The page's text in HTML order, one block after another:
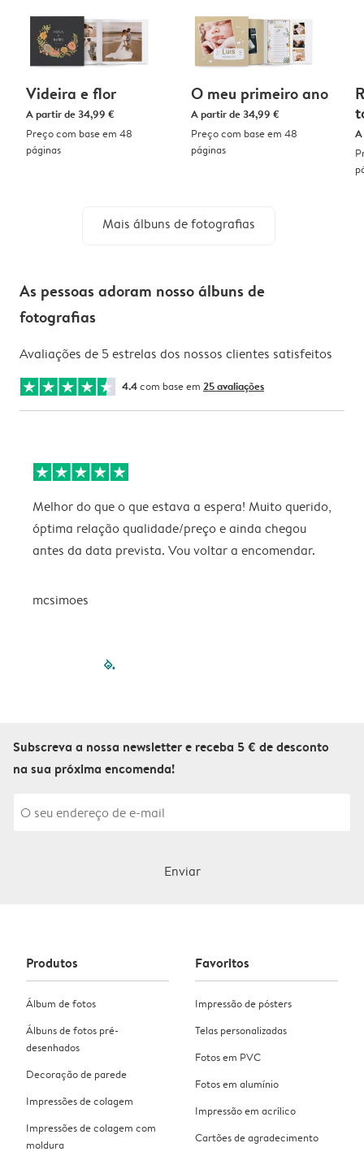
Videira e flor
A partir de34,99 €
Preço com base em 48
páginas
O meu primeiro ano
A partir de34,99 €
Preço com base em 48
páginas
Mais álbuns de fotografias
As pessoas adoram nosso álbuns de
fotografias
Avaliações de 5 estrelas dos nossos clientes satisfeitos
4.4com base em 25 avaliações
Melhor do que o que estava a espera! Muito querido,
óptima relação qualidade/preço e ainda chegou
antes da data prevista. Vou voltar a encomendar.
mcsimoes
filled-pagination
Subscreva a nossa newsletter e receba 5 € de desconto
na sua próxima encomenda!
Enviar
Produtos
Álbum de fotos
Álbuns de fotos pré-
desenhados
Decoração de parede
Impressões de colagem
Impressões de colagem com
moldura
Favoritos
Impressão de pósters
Telas personalizadas
Fotos em PVC
Fotos em alumínio
Impressão em acrílico
Cartões de agradecimento